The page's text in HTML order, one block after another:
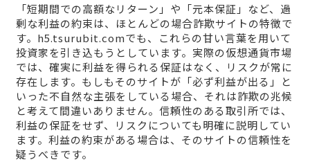
「短期間での高額なリターン」や「元本保証」など、過
剰な利益の約束は、ほとんどの場合詐欺サイトの特徴で
す。h5.tsurubit.comでも、これらの甘い言葉を用いて
投資家を引き込もうとしています。実際の仮想通貨市場
では、確実に利益を得られる保証はなく、リスクが常に
存在します。もしもそのサイトが「必ず利益が出る」と
いった不自然な主張をしている場合、それは詐欺の兆候
と考えて間違いありません。信頼性のある取引所では、
利益の保証をせず、リスクについても明確に説明してい
ます。利益の約束がある場合は、そのサイトの信頼性を
疑うべきです。